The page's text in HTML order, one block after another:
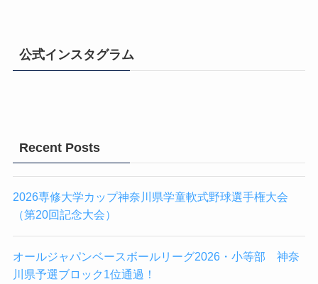
公式インスタグラム
Recent Posts
2026専修大学カップ神奈川県学童軟式野球選手権大会
（第20回記念大会）
オールジャパンベースボールリーグ2026・小等部 神奈
川県予選ブロック1位通過！